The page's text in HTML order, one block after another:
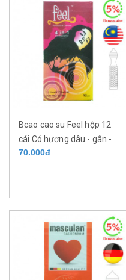
Bcao cao su Feel hộp 12
cái Có hương dâu - gân -
gai - kéo dài thời gian với
70.000đ